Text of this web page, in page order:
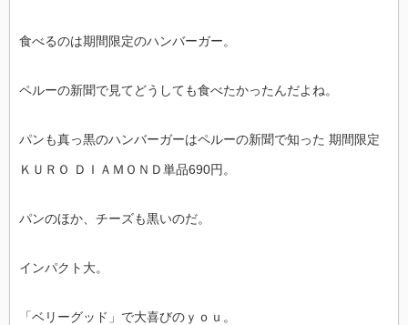
食べるのは期間限定のハンバーガー。
ペルーの新聞で見てどうしても食べたかったんだよね。
パンも真っ黒のハンバーガーはペルーの新聞で知った 期間限定
ＫＵＲＯ ＤＩＡＭＯＮＤ単品690円。
パンのほか、チーズも黒いのだ。
インパクト大。
「ベリーグッド」で大喜びのｙｏｕ。